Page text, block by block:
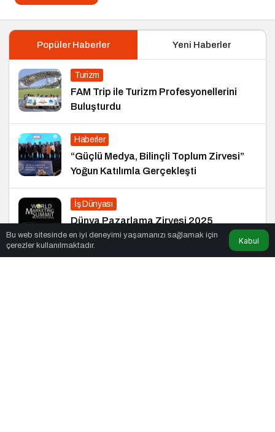
Popüler Haberler Yeni Haberler
Turizm
FAM Trip ile Turizm Profesyonellerini
Buluşturdu
Haberler
“Güçlü Medya, Bilinçli Toplum Zirvesi”
Yoğun Katılımla Gerçekleşti
İş Dünyası
Dünya Pazarlama Zirvesi 2025
Bu web sitesinde en iyi deneyimi yaşamanızı sağlamak için
çerezler kullanılmaktadır.
Kabul